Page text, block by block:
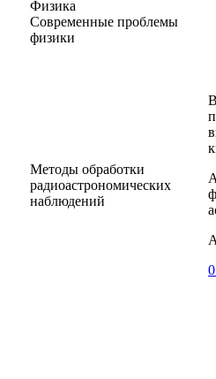
Физика
Современные проблемы
физики
Методы обработки
радиоастрономических
наблюдений